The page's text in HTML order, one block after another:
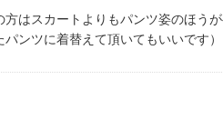
はスカートよりもパンツ姿のほうが
パンツに着替えて頂いてもいいです）